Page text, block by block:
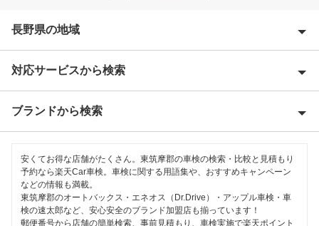
長野県の地域
安曇野市
飯山市
伊那市
上田市
大町市
対応サービスから検索
Award 受賞店
特典あり
早割りあり
ブランドから検索
ENEOS
アップル車検
宇佐美車検
安くてお得な店舗がたくさん。東筑摩郡の車検の検索・比較と見積もり
予約なら楽天Car車検。車検に関する用語集や、おすすめキャンペーン
などの情報も満載。
東筑摩郡のオートバックス・エネオス（Dr.Drive）・アップル車検・車
検の速太郎など、安心安全のブランド加盟店も揃っています！
郵便番号から店舗の簡単検索、事前見積もり、車検実施で楽天ポイント